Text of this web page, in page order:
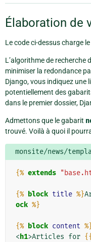
Élaboration de
Le code ci-dessus charge
L’algorithme de recherche
minimiser la redondance
Django, vous indiquez une
potentiellement des
dans le premier dossier,
Admettons que le gabarit
trouvé. Voilà à quoi il
monsite/news/
{% extends
{% block title %}
ock %}
{% block content
<h1>Articles for {{